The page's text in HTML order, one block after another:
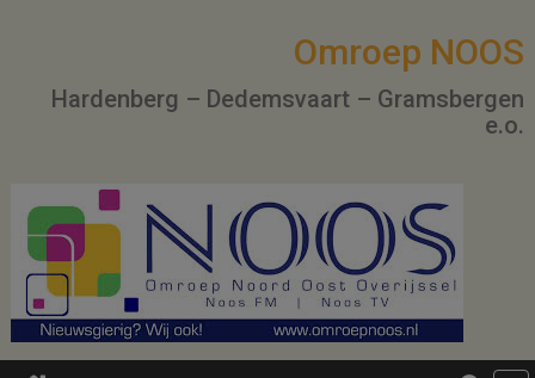
Omroep NOOS
Hardenberg – Dedemsvaart – Gramsbergen
e.o.